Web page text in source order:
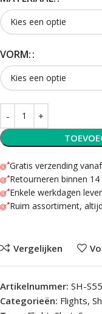
VORM:
Gratis verzending
Retourneren binnen 14
Enkele werkdagen
Ruim assortiment,
Vergelijken
Artikelnummer: SH-
Categorieën: Flights,